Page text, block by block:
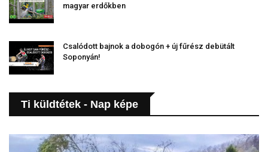
magyar erdőkben
Csalódott bajnok a dobogón + új fűrész debütált
Soponyán!
Ti küldtétek - Nap képe